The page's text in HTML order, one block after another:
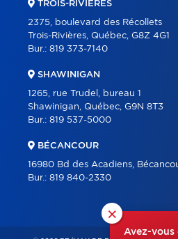
×
Avez-vous
TROIS-RIVIÈRES
2375, boulevard des Récollets
Trois-Rivières, Québec, G8Z 4G1
Bur.: 819 373-7140
SHAWINIGAN
1265, rue Trudel, bureau 1
Shawinigan, Québec, G9N 8T3
Bur.: 819 537-5000
BÉCANCOUR
16980 Bd des Acadiens,
Bur.: 819 840-2330